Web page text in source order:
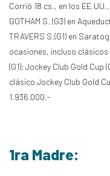
Corrió 18 cs., en los
GOTHAM S. (G3) en
TRAVERS S.(G1) en
ocasiones, incluso clásicos
(G1); Jockey Club Gold Cup
clásico Jockey Club Gold
1.936.000.-
1ra Madre: